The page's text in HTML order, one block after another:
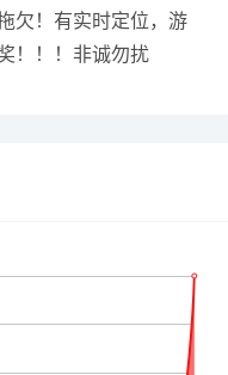
欠！有实时定位，游
！！！非诚勿扰